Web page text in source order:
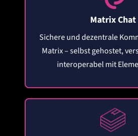
Matrix Chat
Sichere und dezentrale
Matrix – selbst gehostet,
interoperabel mit